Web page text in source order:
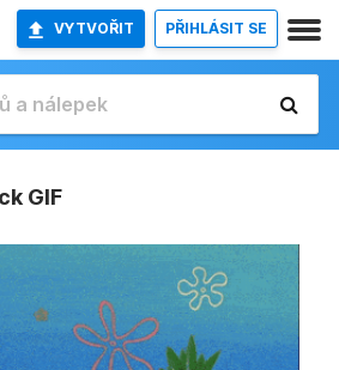
VYTVOŘIT PŘIHLÁSIT SE
GIF